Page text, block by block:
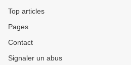
Top articles
Pages
Contact
Signaler un abus